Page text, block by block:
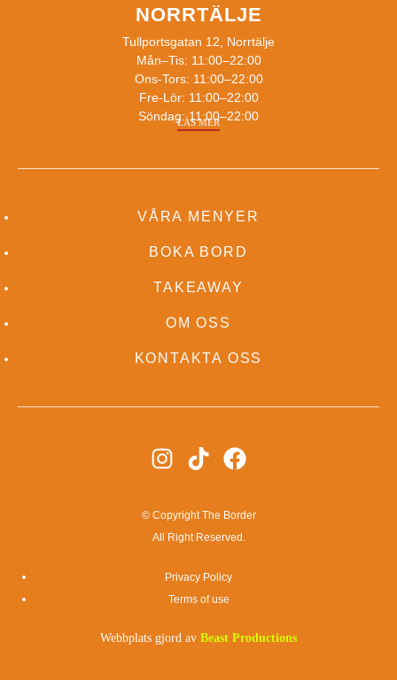
NORRTÄLJE
Tullportsgatan 12, Norrtälje
Mån–Tis: 11:00–22:00
Ons-Tors: 11:00–22:00
Fre-Lör: 11:00–22:00
Söndag: 11:00–22:00
LÄS MER
VÅRA MENYER
BOKA BORD
TAKEAWAY
OM OSS
KONTAKTA OSS
© Copyright The Border
All Right Reserved.
Privacy Policy
Terms of use
Webbplats gjord av Beast Productions